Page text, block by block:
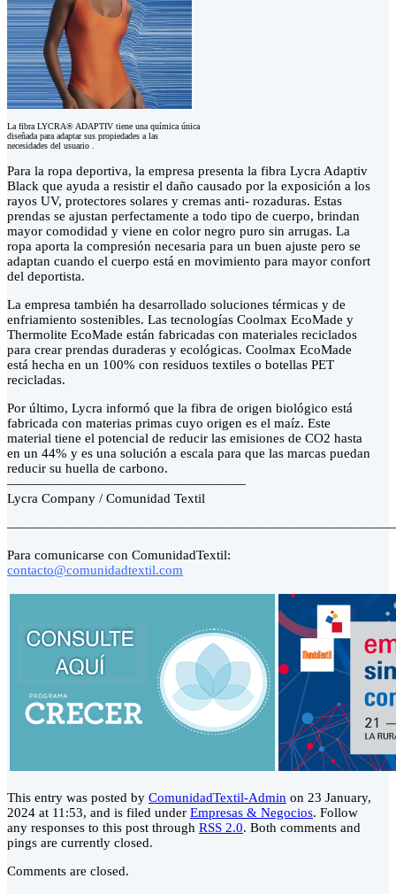
La fibra LYCRA® ADAPTIV tiene una química única
diseñada para adaptar sus propiedades a las
necesidades del usuario .
Para la ropa deportiva, la empresa presenta la fibra Lycra Adaptiv
Black que ayuda a resistir el daño causado por la exposición a los
rayos UV, protectores solares y cremas anti- rozaduras. Estas
prendas se ajustan perfectamente a todo tipo de cuerpo, brindan
mayor comodidad y viene en color negro puro sin arrugas. La
ropa aporta la compresión necesaria para un buen ajuste pero se
adaptan cuando el cuerpo está en movimiento para mayor confort
del deportista.
La empresa también ha desarrollado soluciones térmicas y de
enfriamiento sostenibles. Las tecnologías Coolmax EcoMade y
Thermolite EcoMade están fabricadas con materiales reciclados
para crear prendas duraderas y ecológicas. Coolmax EcoMade
está hecha en un 100% con residuos textiles o botellas PET
recicladas.
Por último, Lycra informó que la fibra de origen biológico está
fabricada con materias primas cuyo origen es el maíz. Este
material tiene el potencial de reducir las emisiones de CO2 hasta
en un 44% y es una solución a escala para que las marcas puedan
reducir su huella de carbono.
——————————————————
Lycra Company / Comunidad Textil
Para comunicarse con ComunidadTextil:
contacto@comunidadtextil.com
This entry was posted by ComunidadTextil-Admin on 23 January,
2024 at 11:53, and is filed under Empresas & Negocios. Follow
any responses to this post through RSS 2.0. Both comments and
pings are currently closed.
Comments are closed.